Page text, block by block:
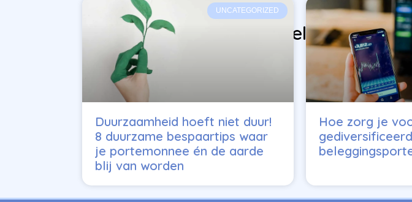
Deze artikelen vind je
UNCATEGORIZED
Duurzaamheid hoeft niet duur!
8 duurzame bespaartips waar
je portemonnee én de aarde
blij van worden
Hoe zorg je